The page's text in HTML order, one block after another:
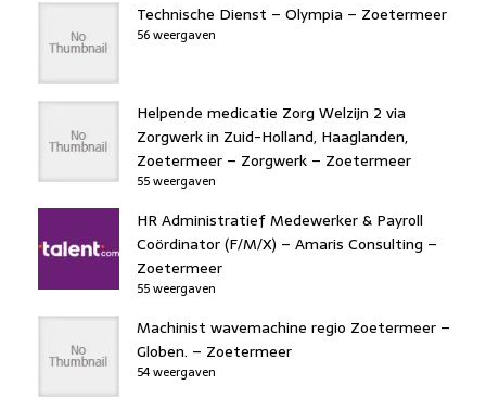
Technische Dienst – Olympia – Zoetermeer
56 weergaven
Helpende medicatie Zorg Welzijn 2 via
Zorgwerk in Zuid-Holland, Haaglanden,
Zoetermeer – Zorgwerk – Zoetermeer
55 weergaven
HR Administratief Medewerker & Payroll
Coördinator (F/M/X) – Amaris Consulting –
Zoetermeer
55 weergaven
Machinist wavemachine regio Zoetermeer –
Globen. – Zoetermeer
54 weergaven